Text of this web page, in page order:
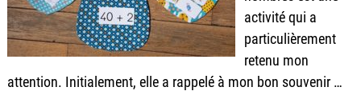
activité qui a
particulièrement
retenu mon
attention. Initialement, elle a rappelé à mon bon souvenir …